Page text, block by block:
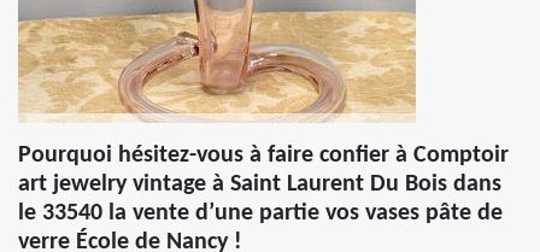
Pourquoi hésitez-vous à faire confier à Comptoir
art jewelry vintage à Saint Laurent Du Bois dans
le 33540 la vente d’une partie vos vases pâte de
verre École de Nancy !